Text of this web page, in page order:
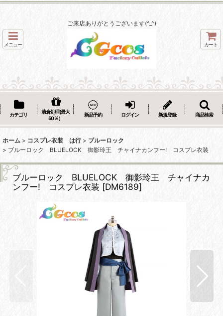
ご来店ありがとうございます(^_^)
メニュー カート
カテゴリ
清倉処理(最大
50％）
新品予約 ログイン 新規登録 商品検索
ホーム > コスプレ衣装 は行 > ブルーロック
> ブルーロック BLUELOCK 御影玲王 チャイナカンフー! コスプレ衣装
ブルーロック BLUELOCK 御影玲王 チャイナカ
ンフー! コスプレ衣装 [DM6189]